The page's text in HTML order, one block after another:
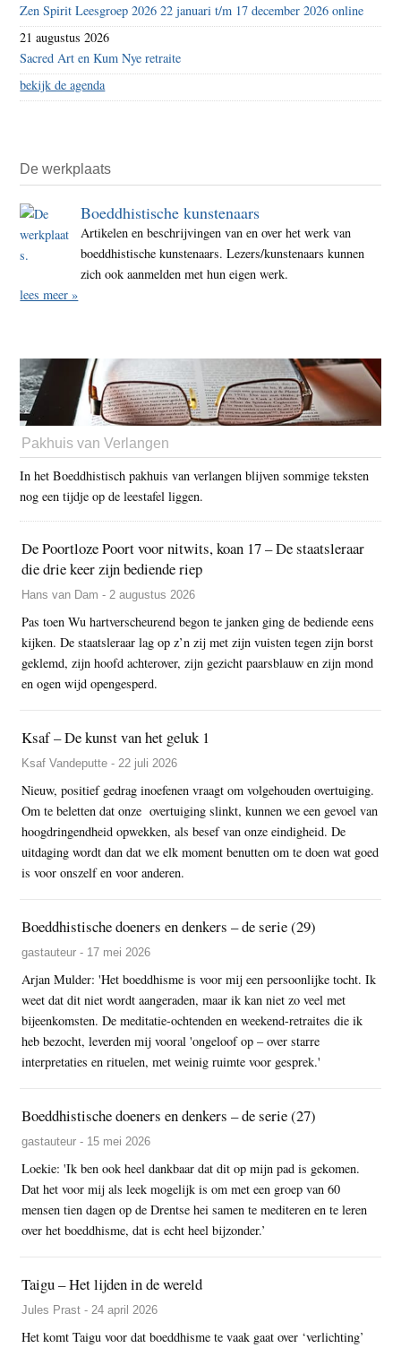
Zen Spirit Leesgroep 2026 22 januari t/m 17 december 2026 online
21 augustus 2026
Sacred Art en Kum Nye retraite
bekijk de agenda
De werkplaats
Boeddhistische kunstenaars
Artikelen en beschrijvingen van en over het werk van
boeddhistische kunstenaars. Lezers/kunstenaars kunnen
zich ook aanmelden met hun eigen werk.
lees meer »
Pakhuis van Verlangen
In het Boeddhistisch pakhuis van verlangen blijven sommige teksten
nog een tijdje op de leestafel liggen.
De Poortloze Poort voor nitwits, koan 17 – De staatsleraar
die drie keer zijn bediende riep
Hans van Dam - 2 augustus 2026
Pas toen Wu hartverscheurend begon te janken ging de bediende eens
kijken. De staatsleraar lag op z’n zij met zijn vuisten tegen zijn borst
geklemd, zijn hoofd achterover, zijn gezicht paarsblauw en zijn mond
en ogen wijd opengesperd.
Ksaf – De kunst van het geluk 1
Ksaf Vandeputte - 22 juli 2026
Nieuw, positief gedrag inoefenen vraagt om volgehouden overtuiging.
Om te beletten dat onze overtuiging slinkt, kunnen we een gevoel van
hoogdringendheid opwekken, als besef van onze eindigheid. De
uitdaging wordt dan dat we elk moment benutten om te doen wat goed
is voor onszelf en voor anderen.
Boeddhistische doeners en denkers – de serie (29)
gastauteur - 17 mei 2026
Arjan Mulder: 'Het boeddhisme is voor mij een persoonlijke tocht. Ik
weet dat dit niet wordt aangeraden, maar ik kan niet zo veel met
bijeenkomsten. De meditatie-ochtenden en weekend-retraites die ik
heb bezocht, leverden mij vooral 'ongeloof op – over starre
interpretaties en rituelen, met weinig ruimte voor gesprek.'
Boeddhistische doeners en denkers – de serie (27)
gastauteur - 15 mei 2026
Loekie: 'Ik ben ook heel dankbaar dat dit op mijn pad is gekomen.
Dat het voor mij als leek mogelijk is om met een groep van 60
mensen tien dagen op de Drentse hei samen te mediteren en te leren
over het boeddhisme, dat is echt heel bijzonder.’
Taigu – Het lijden in de wereld
Jules Prast - 24 april 2026
Het komt Taigu voor dat boeddhisme te vaak gaat over ‘verlichting’